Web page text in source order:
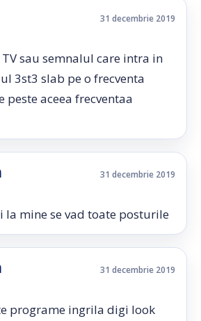
31 decembrie 2019
sau semnalul care intra in
3st3 slab pe o frecventa
peste aceea frecventaa
31 decembrie 2019
la mine se vad toate posturile
31 decembrie 2019
programe ingrila digi look